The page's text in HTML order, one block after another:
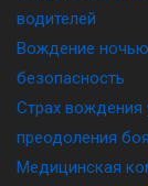
водителей
Вождение
безопасность
Страх вождения
преодоления
Медицинская